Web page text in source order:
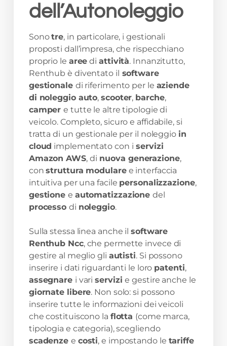
dell’Autonoleggio
Sonotre, in particolare, i gestionali
proposti dall’impresa, che rispecchiano
proprio le aree di attività. Innanzitutto,
Renthub è diventato il software
gestionale di riferimento per le aziende
di noleggio auto,scooter, barche,
campere tutte le altre tipologie di
veicolo. Completo, sicuro e affidabile, si
tratta di un gestionale per il noleggio in
cloud implementato con i servizi
Amazon AWS, di nuova generazione,
construttura modularee interfaccia
intuitiva per una facile personalizzazione,
gestione e automatizzazionedel
processo di noleggio.
Sulla stessa linea anche ilsoftware
Renthub Ncc, che permette invece di
gestire al meglio gli autisti. Si possono
inserire i dati riguardanti le loro patenti,
assegnare i variservizie gestire anche le
giornate libere. Non solo: si possono
inserire tutte le informazioni dei veicoli
che costituiscono la flotta (come marca,
tipologia e categoria), scegliendo
scadenze e costi, e impostando le tariffe